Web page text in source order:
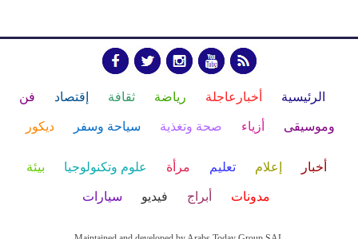
الرئيسية أخبارعاجلة رياضة ثقافة إقتصاد فن
وموسيقى أزياء صحة وتغذية سياحة وسفر ديكور
أخبار إعلام تعليم مرأة علوم وتكنولوجيا بيئة
مدونات أبراج فيديو سيارات